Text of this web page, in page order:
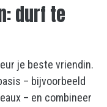
durf te
je beste vriendin.
– bijvoorbeeld
– en combineer